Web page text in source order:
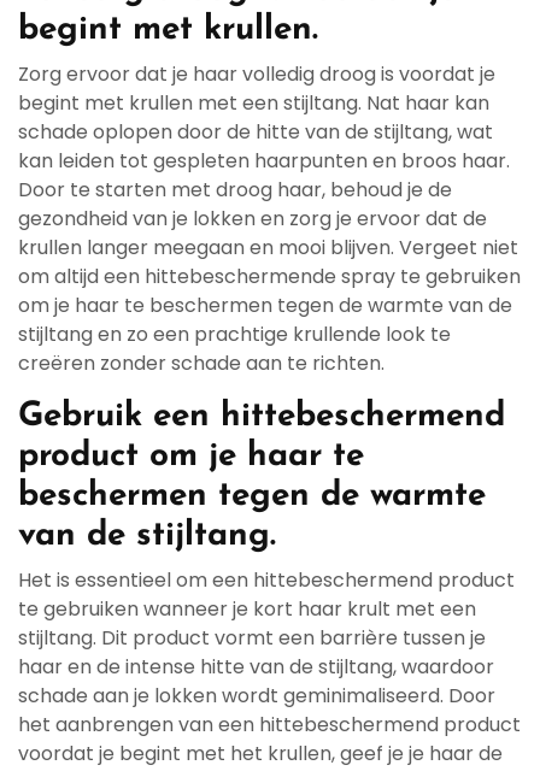
begint met krullen.
Zorg ervoor dat je haar volledig droog is voordat je
begint met krullen met een stijltang. Nat haar kan
schade oplopen door de hitte van de stijltang, wat
kan leiden tot gespleten haarpunten en broos haar.
Door te starten met droog haar, behoud je de
gezondheid van je lokken en zorg je ervoor dat de
krullen langer meegaan en mooi blijven. Vergeet niet
om altijd een hittebeschermende spray te gebruiken
om je haar te beschermen tegen de warmte van de
stijltang en zo een prachtige krullende look te
creëren zonder schade aan te richten.
Gebruik een hittebeschermend
product om je haar te
beschermen tegen de warmte
van de stijltang.
Het is essentieel om een hittebeschermend product
te gebruiken wanneer je kort haar krult met een
stijltang. Dit product vormt een barrière tussen je
haar en de intense hitte van de stijltang, waardoor
schade aan je lokken wordt geminimaliseerd. Door
het aanbrengen van een hittebeschermend product
voordat je begint met het krullen, geef je je haar de